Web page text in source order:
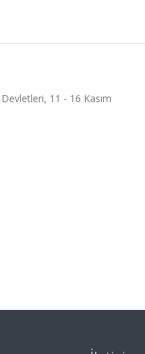
11 - 16 Kasım